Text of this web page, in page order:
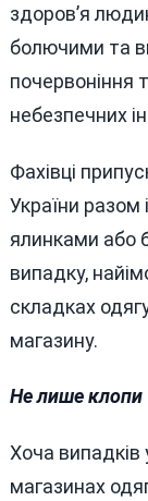
здоров’я
болючими та
почервоніння
небезпечних
Фахівці
України разом
ялинками або
випадку,
складках
магазину.
Не лише клопи
Хоча випадків
магазинах